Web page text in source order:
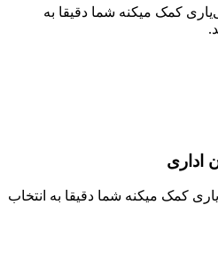
شما دقیقا به
شما دقیقا به انتخاب